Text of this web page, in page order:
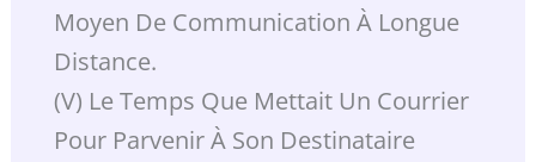
Moyen De Communication À Longue
Distance.
(V) Le Temps Que Mettait Un Courrier
Pour Parvenir À Son Destinataire